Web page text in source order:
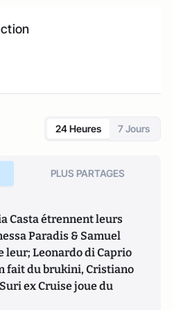
24 Heures 7 Jours
PLUS PARTAGES
Casta étrennent leurs
Paradis & Samuel
Leonardo di Caprio
fait du brukini, Cristiano
ex Cruise joue du